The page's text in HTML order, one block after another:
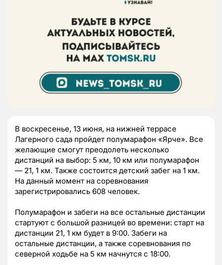
В воскресенье, 13 июня, на нижней террасе
Лагерного сада пройдет полумарафон «Ярче». Все
желающие смогут преодолеть несколько
дистанций на выбор: 5 км, 10 км или полумарафон
— 21, 1 км. Также состоится детский забег на 1 км.
На данный момент на соревнования
зарегистрировались 608 человек.
Полумарафон и забеги на все остальные дистанции
стартуют с большой разницей во времени: старт на
дистанции 21, 1 км будет в 9:00. Забеги на
остальные дистанции, а также соревнования по
северной ходьбе на 5 км начнутся с 18:00.